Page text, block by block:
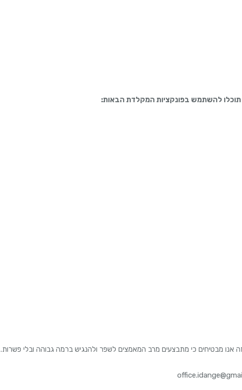
תוכלו להשתמש בפונקציות המקלדת הבאות:
אנו מבטיחים כי מתבצעים מרב המאמצים לשפר ולהנגיש ברמה גבוהה ובלי פשרות.